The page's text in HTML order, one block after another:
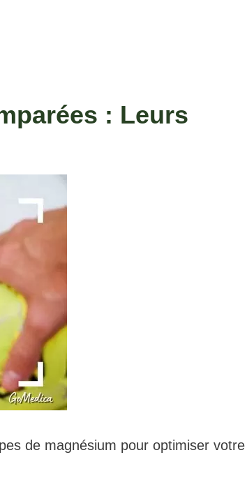
: Leurs
de magnésium pour optimiser votre